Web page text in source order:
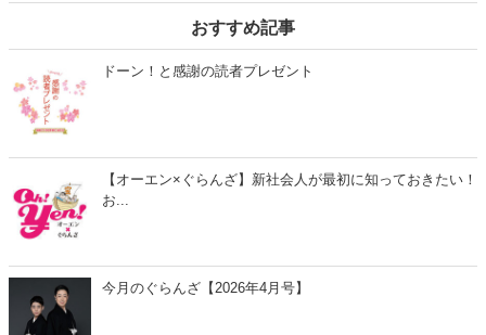
キング上位の商品や定番アイテムを取り入れました。絶対に喜ばれる
ギフトが見つかるはずです！
おすすめ記事
ドーン！と感謝の読者プレゼント
【オーエン×ぐらんざ】新社会人が最初に知っておきたい！
お...
今月のぐらんざ【2026年4月号】